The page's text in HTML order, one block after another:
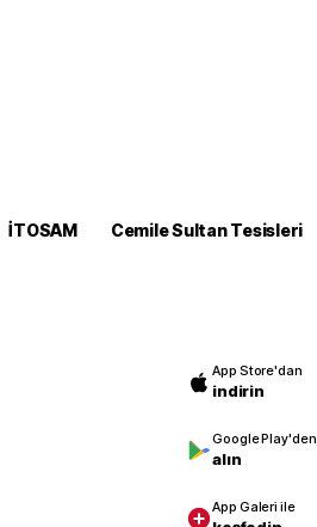
İTOSAM Cemile Sultan Tesisleri
App Store'dan
indirin
Google Play'den
alın
App Galeri ile